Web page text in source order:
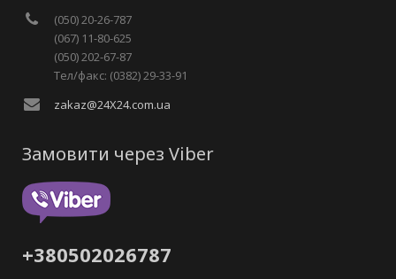
(050) 20-26-787
(067) 11-80-625
(050) 202-67-87
Тел/факс: (0382) 29-33-91
zakaz@24X24.com.ua
Замовити через Viber
+380502026787